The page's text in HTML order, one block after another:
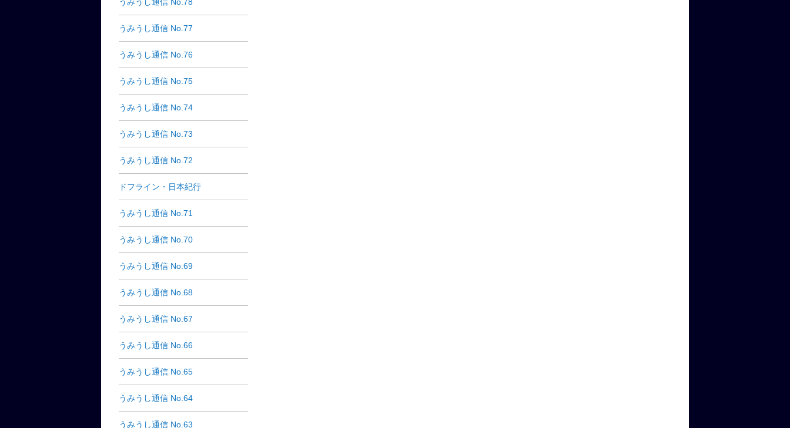
うみうし通信 No.77
うみうし通信 No.76
うみうし通信 No.75
うみうし通信 No.74
うみうし通信 No.73
うみうし通信 No.72
ドフライン・日本紀行
うみうし通信 No.71
うみうし通信 No.70
うみうし通信 No.69
うみうし通信 No.68
うみうし通信 No.67
うみうし通信 No.66
うみうし通信 No.65
うみうし通信 No.64
うみうし通信 No.63